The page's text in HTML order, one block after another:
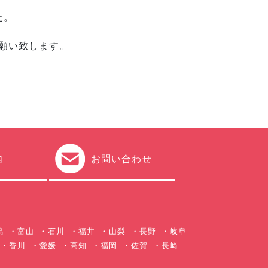
致します。
お問い合わせ
富山 石川 福井 山梨 長野
岐阜
香川
愛媛 高知 福岡 佐賀 長崎